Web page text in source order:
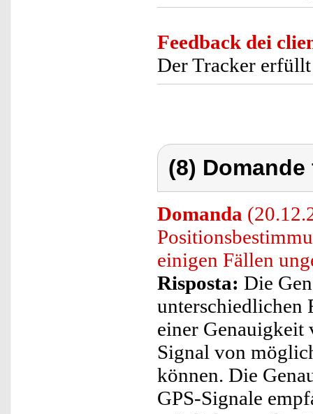
Feedback dei
Der Tracker
(8)
Domanda
einigen Fällen
Risposta: Die
unterschiedlichen
einer Genauigkeit
Signal von
können. Die
GPS-Signale